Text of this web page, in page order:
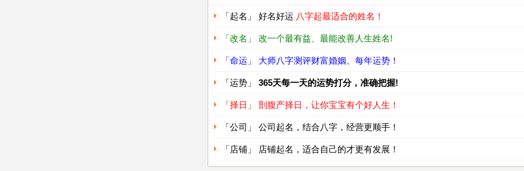
「起名」 好名好运 八字起最适合的姓名！
「改名」 改一个最有益、最能改善人生姓名!
「命运」 大师八字测评财富婚姻、每年运势！
「运势」 365天每一天的运势打分，准确把握!
「择日」 剖腹产择日，让你宝宝有个好人生！
「公司」 公司起名，结合八字，经营更顺手！
「店铺」 店铺起名，适合自己的才更有发展！